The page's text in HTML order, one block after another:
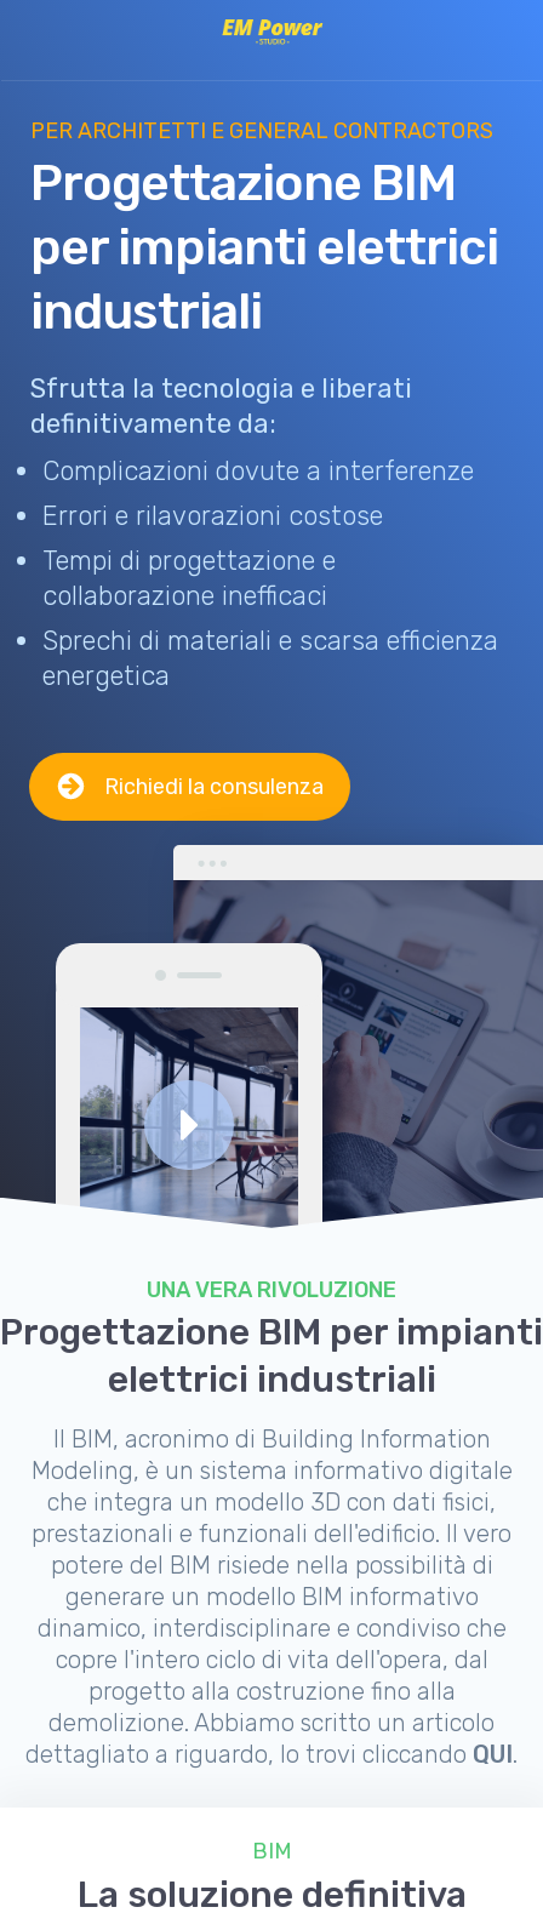
PER ARCHITETTI E GENERAL CONTRACTORS
Progettazione BIM
per impianti elettrici
industriali
Sfrutta la tecnologia e liberati
definitivamente da:
Complicazioni dovute a interferenze
Errori e rilavorazioni costose
Tempi di progettazione e
collaborazione inefficaci
Sprechi di materiali e scarsa efficienza
energetica
Richiedi la consulenza
UNA VERA RIVOLUZIONE
Progettazione BIM per impianti
elettrici industriali
Il BIM, acronimo di Building Information
Modeling, è un sistema informativo digitale
che integra un modello 3D con dati fisici,
prestazionali e funzionali dell'edificio. Il vero
potere del BIM risiede nella possibilità di
generare un modello BIM informativo
dinamico, interdisciplinare e condiviso che
copre l'intero ciclo di vita dell'opera, dal
progetto alla costruzione fino alla
demolizione. Abbiamo scritto un articolo
dettagliato a riguardo, lo trovi cliccando QUI.
BIM
La soluzione definitiva